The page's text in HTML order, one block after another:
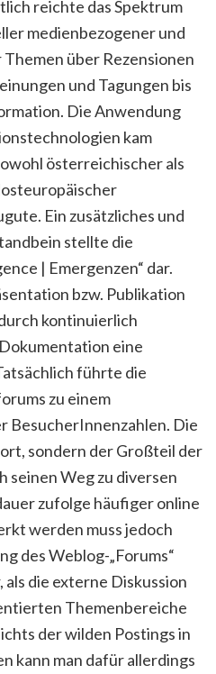
reichte das Spektrum
medienbezogener und
über Rezensionen
und Tagungen bis
Die Anwendung
kam
österreichischer als
Ein zusätzliches und
stellte die
| Emergenzen“ dar.
bzw. Publikation
kontinuierlich
eine
führte die
zu einem
BesucherInnenzahlen. Die
sondern der Großteil der
seinen Weg zu diversen
zufolge häufiger online
werden muss jedoch
des Weblog-„Forums“
die externe Diskussion
Themenbereiche
der wilden Postings in
kann man dafür allerdings